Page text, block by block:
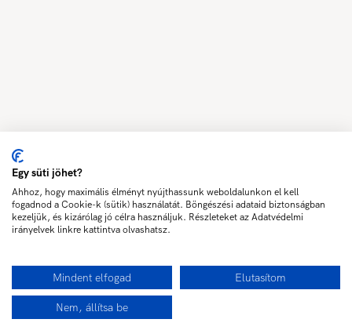
Egy süti jöhet?
Ahhoz, hogy maximális élményt nyújthassunk weboldalunkon el kell
fogadnod a Cookie-k (sütik) használatát. Böngészési adataid biztonságban
kezeljük, és kizárólag jó célra használjuk. Részleteket az Adatvédelmi
irányelvek linkre kattintva olvashatsz.
Mindent elfogad Elutasítom
Nem, állítsa be